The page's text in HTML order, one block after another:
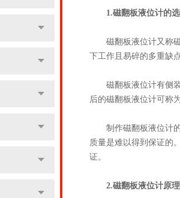
1.磁翻板液位计的
磁翻板液位计又称磁
下工作且易碎的多重缺
磁翻板液位计有侧装
后的磁翻板液位计可称
制作磁翻板液位计的
质量是难以得到保证的
证。
2.磁翻板液位计原理